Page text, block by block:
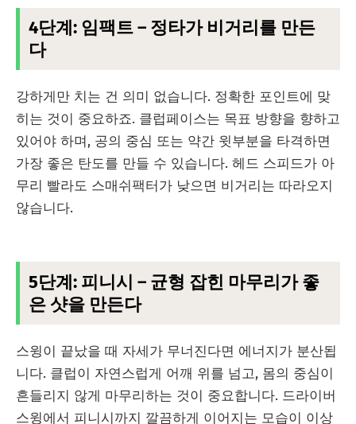
4단계: 임팩트 – 정타가 비거리를 만든
다
강하게만 치는 건 의미 없습니다. 정확한 포인트에 맞
히는 것이 중요하죠. 클럽페이스는 목표 방향을 향하고
있어야 하며, 공의 중심 또는 약간 윗부분을 타격하면
가장 좋은 탄도를 만들 수 있습니다. 헤드 스피드가 아
무리 빨라도 스매쉬팩터가 낮으면 비거리는 따라오지
않습니다.
5단계: 피니시 – 균형 잡힌 마무리가 좋
은 샷을 만든다
스윙이 끝났을 때 자세가 무너진다면 에너지가 분산됩
니다. 클럽이 자연스럽게 어깨 위를 넘고, 몸의 중심이
흔들리지 않게 마무리하는 것이 중요합니다. 드라이버
스윙에서 피니시까지 깔끔하게 이어지는 모습이 이상